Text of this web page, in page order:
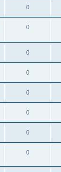
0
0
0
0
0
0
0
0